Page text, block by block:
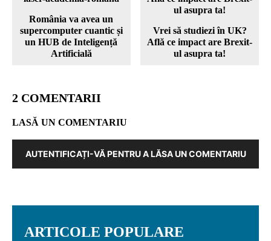
România va avea un
supercomputer cuantic și
un HUB de Inteligență
Artificială
Vrei să studiezi în UK?
Află ce impact are Brexit-
ul asupra ta!
2 COMENTARII
LASĂ UN COMENTARIU
AUTENTIFICAȚI-VĂ PENTRU A LĂSA UN COMENTARIU
ARTICOLE POPULARE